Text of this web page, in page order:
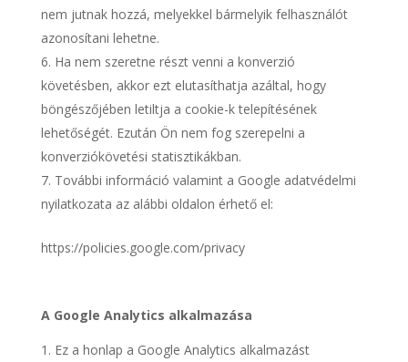
nem jutnak hozzá, melyekkel bármelyik felhasználót
azonosítani lehetne.
Ha nem szeretne részt venni a konverzió
követésben, akkor ezt elutasíthatja azáltal, hogy
böngészőjében letiltja a cookie-k telepítésének
lehetőségét. Ezután Ön nem fog szerepelni a
konverziókövetési statisztikákban.
További információ valamint a Google adatvédelmi
nyilatkozata az alábbi oldalon érhető el:
https://policies.google.com/privacy
A Google Analytics alkalmazása
Ez a honlap a Google Analytics alkalmazást